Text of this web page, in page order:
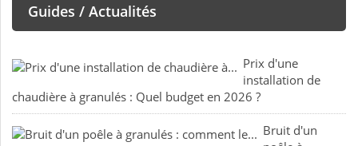
Guides / Actualités
Prix d'une
installation de
chaudière à granulés : Quel budget en 2026 ?
Bruit d'un